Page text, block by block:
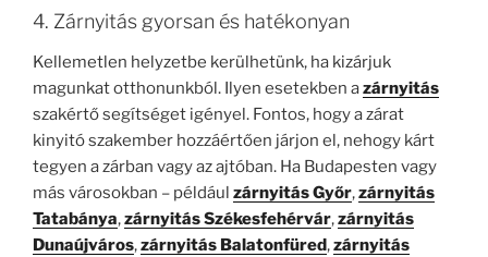
4. Zárnyitás gyorsan és hatékonyan
Kellemetlen helyzetbe kerülhetünk, ha kizárjuk
magunkat otthonunkból. Ilyen esetekben azárnyitás
szakértő segítséget igényel. Fontos, hogy a zárat
kinyitó szakember hozzáértően járjon el, nehogy kárt
tegyen a zárban vagy az ajtóban. Ha Budapesten vagy
más városokban – például zárnyitás Győr,zárnyitás
Tatabánya,zárnyitás Székesfehérvár,zárnyitás
Dunaújváros,zárnyitás Balatonfüred,zárnyitás